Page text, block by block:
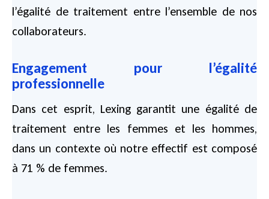
l’égalité de traitement entre l’ensemble de nos
collaborateurs.
Engagement pour l’égalité
professionnelle
Dans cet esprit, Lexing garantit une égalité de
traitement entre les femmes et les hommes,
dans un contexte où notre effectif est composé
à 71 % de femmes.